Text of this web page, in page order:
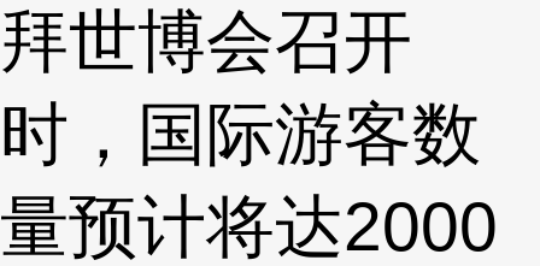
拜世博会召开
时，国际游客数
量预计将达2000